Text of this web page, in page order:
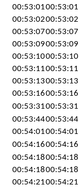
00:53:0100:53:01
00:53:0200:53:02
00:53:0700:53:07
00:53:0900:53:09
00:53:1000:53:10
00:53:1100:53:11
00:53:1300:53:13
00:53:1600:53:16
00:53:3100:53:31
00:53:4400:53:44
00:54:0100:54:01
00:54:1600:54:16
00:54:1800:54:18
00:54:1800:54:18
00:54:2100:54:21